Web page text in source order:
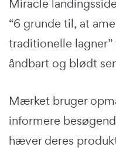
Miracle
“6 grunde til, at
traditionelle
åndbart og blødt
Mærket bruger
informere
hæver deres